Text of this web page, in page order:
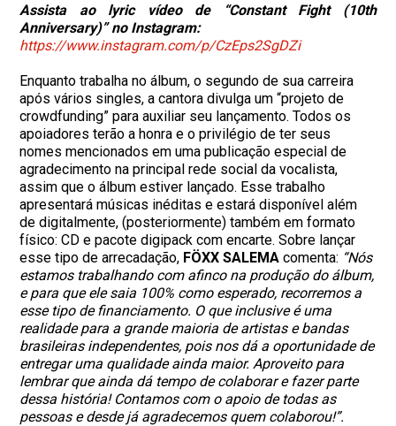
Assista ao lyric vídeo de “Constant Fight (10th
Anniversary)” no Instagram:
https://www.instagram.com/p/CzEps2SgDZi
Enquanto trabalha no álbum, o segundo de sua carreira
após vários singles, a cantora divulga um “projeto de
crowdfunding” para auxiliar seu lançamento. Todos os
apoiadores terão a honra e o privilégio de ter seus
nomes mencionados em uma publicação especial de
agradecimento na principal rede social da vocalista,
assim que o álbum estiver lançado. Esse trabalho
apresentará músicas inéditas e estará disponível além
de digitalmente, (posteriormente) também em formato
físico: CD e pacote digipack com encarte. Sobre lançar
esse tipo de arrecadação, FÖXX SALEMA comenta: “Nós
estamos trabalhando com afinco na produção do álbum,
e para que ele saia 100% como esperado, recorremos a
esse tipo de financiamento. O que inclusive é uma
realidade para a grande maioria de artistas e bandas
brasileiras independentes, pois nos dá a oportunidade de
entregar uma qualidade ainda maior. Aproveito para
lembrar que ainda dá tempo de colaborar e fazer parte
dessa história! Contamos com o apoio de todas as
pessoas e desde já agradecemos quem colaborou!”.